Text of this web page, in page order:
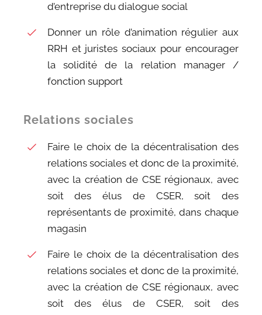
d’entreprise du dialogue social
Donner un rôle d’animation régulier aux
RRH et juristes sociaux pour encourager
la solidité de la relation manager /
fonction support
Relations sociales
Faire le choix de la décentralisation des
relations sociales et donc de la proximité,
avec la création de CSE régionaux, avec
soit des élus de CSER, soit des
représentants de proximité, dans chaque
magasin
Faire le choix de la décentralisation des
relations sociales et donc de la proximité,
avec la création de CSE régionaux, avec
soit des élus de CSER, soit des